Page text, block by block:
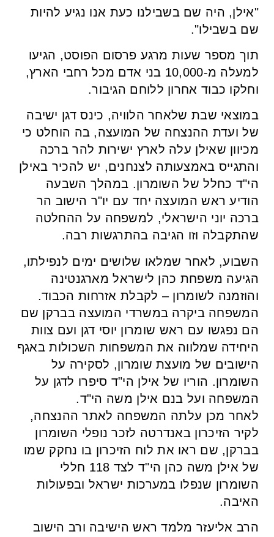
"אילן, היה שם בשבילנו כעת אנו נגיע להיות
שם בשבילו".
תוך מספר שעות מרגע פרסום הפוסט, הגיעו
למעלה מ-10,000 בני אדם מכל רחבי הארץ,
וחלקו כבוד אחרון ללוחם הגיבור.
במוצאי שבת שלאחר הלוויה, כינס דגן ישיבה
של ועדת ההנצחה של המועצה, בה הוחלט כי
מכיוון שאילן עלה לארץ ישירות להר ברכה
והתגייס באמצעותה לצנחנים, יש להכיר באילן
הי"ד כחלל של השומרון. במהלך השבעה
הודיע ראש המועצה יחד עם יו"ר הישוב הר
ברכה יוני הישראלי, למשפחה על ההחלטה
שהתקבלה וזו הגיבה בהתרגשות רבה.
השבוע, לאחר שמלאו שלושים ימים לנפילתו,
הגיעה משפחת כהן לישראל מארגנטינה
והוזמנה לשומרון – לקבלת אזרחות הכבוד.
המשפחה ביקרה במשרדי המועצה בברקן שם
הם נפגשו עם ראש שומרון יוסי דגן ועם צוות
היחידה שמלווה את המשפחות השכולות באגף
הישובים של מועצת שומרון, לסקירה על
השומרון. הוריו של אילן הי"ד סיפרו לדגן על
המשפחה ועל בנם אילן משה הי"ד.
לאחר מכן עלתה המשפחה לאתר ההנצחה,
לקיר הזיכרון באנדרטה לזכר נופלי השומרון
בברקן, שם ראו את לוח הזיכרון בו נחקק שמו
של אילן משה כהן הי"ד לצד 118 חללי
השומרון שנפלו במערכות ישראל ובפעולות
האיבה.
הרב אליעזר מלמד ראש הישיבה ורב הישוב